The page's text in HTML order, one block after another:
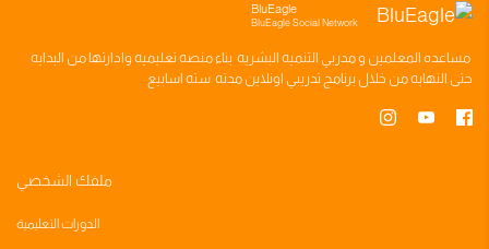
BluEagle
BluEagle Social Network
مساعده المعلمين ومدربي التنميه البشريه بناءمنصه تعليميه وادارتها من البدايه
حتى النهايه من خلال برنامج تدريبي اونلاين مدته سته اسابيع
ملفك الشخصي
الدورات التعليمية